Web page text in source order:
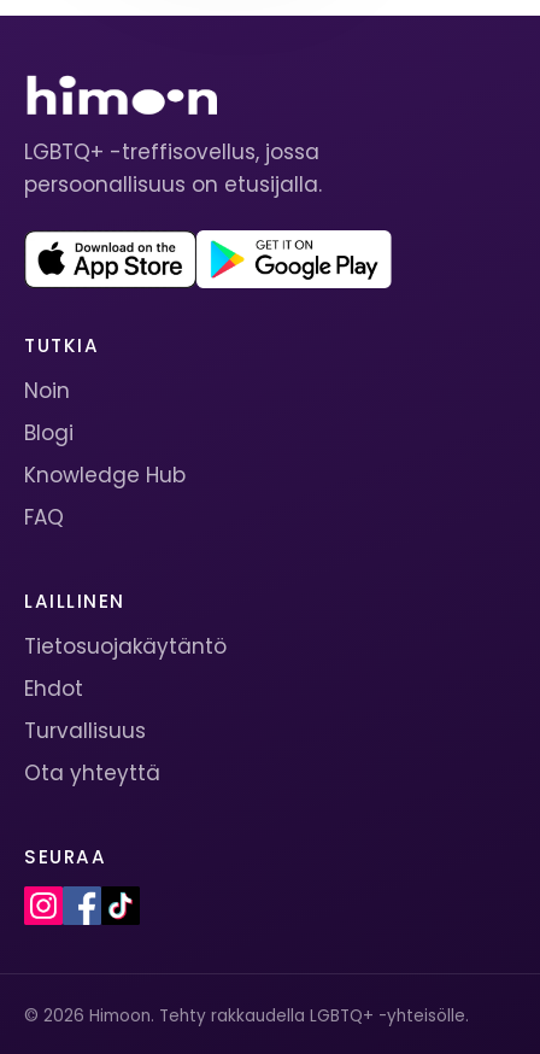
LGBTQ+ -treffisovellus, jossa
persoonallisuus on etusijalla.
TUTKIA
Noin
Blogi
Knowledge Hub
FAQ
LAILLINEN
Tietosuojakäytäntö
Ehdot
Turvallisuus
Ota yhteyttä
SEURAA
© 2026 Himoon. Tehty rakkaudella LGBTQ+ -yhteisölle.